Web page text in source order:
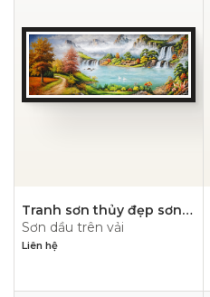
Tranh sơn thủy đẹp sơn
dầu- PN1121
Sơn dầu trên vải
Liên hệ